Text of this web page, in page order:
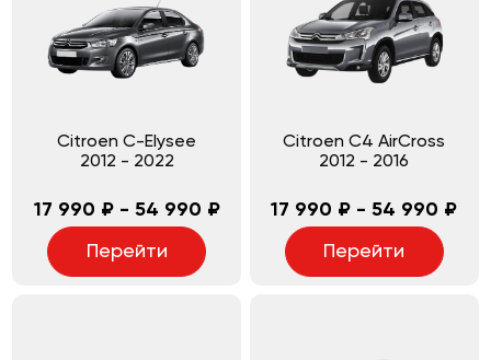
Citroen C-Elysee
2012 - 2022
17 990 ₽ - 54 990 ₽
Перейти
Citroen C4 AirCross
2012 - 2016
17 990 ₽ - 54 990 ₽
Перейти